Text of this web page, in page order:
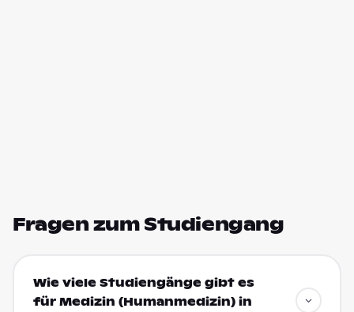
Fragen zum Studiengang
Wie viele Studiengänge gibt es
für Medizin (Humanmedizin) in